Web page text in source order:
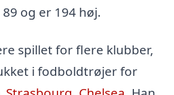
og er 194 høj.
spillet for flere klubber,
i fodboldtrøjer for